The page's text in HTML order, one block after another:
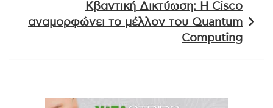
Κβαντική Δικτύωση: Η Cisco
αναμορφώνει το μέλλον του Quantum
Computing